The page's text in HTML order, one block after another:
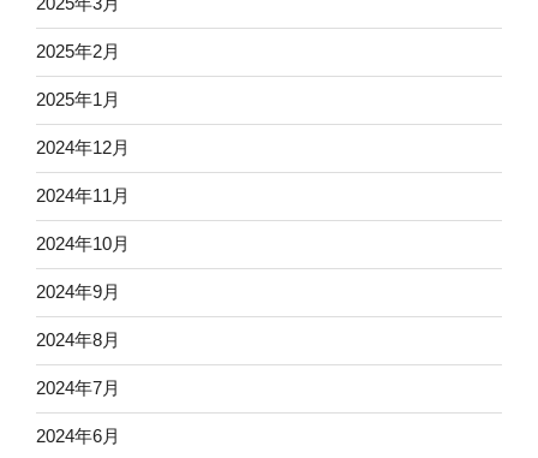
2025年2月
2025年1月
2024年12月
2024年11月
2024年10月
2024年9月
2024年8月
2024年7月
2024年6月